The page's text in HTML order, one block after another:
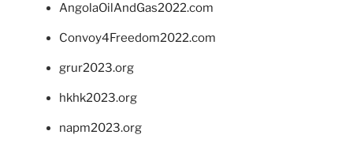
AngolaOilAndGas2022.com
Convoy4Freedom2022.com
grur2023.org
hkhk2023.org
napm2023.org